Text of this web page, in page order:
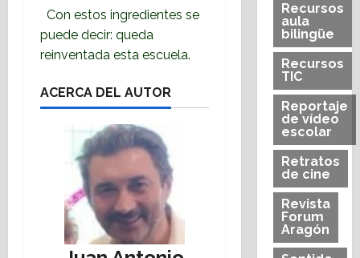
Con estos ingredientes se
puede decir: queda
reinventada esta escuela.
ACERCA DEL AUTOR
Recursos
aula
bilingüe
Recursos
TIC
Reportaje
de vídeo
escolar
Retratos
de cine
Revista
Forum
Aragón